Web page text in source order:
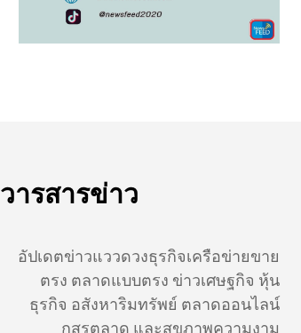
วารสารข่าว
อัปเดตข่าวแววดวงธุรกิจเครือข่ายขาย
ตรง ตลาดแบบตรง ข่าวเศษฐกิจ หุ้น
ธุรกิจ อสังหาริมทรัพย์ ตลาดออนไลน์
กสรตลาด และสุขภาพความงาม